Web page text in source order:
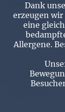
Dank
erzeugen
eine
Allergene.